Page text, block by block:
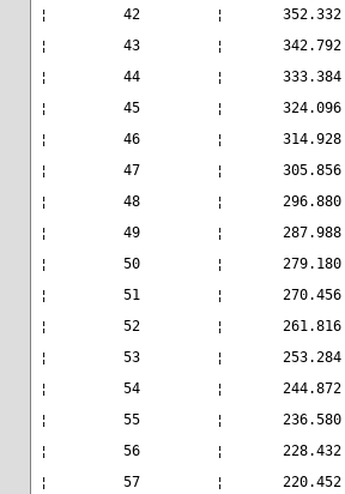
¦         42         ¦
¦         43         ¦
¦         44         ¦
¦         45         ¦
¦         46         ¦
¦         47         ¦
¦         48         ¦
¦         49         ¦
¦         50         ¦
¦         51         ¦
¦         52         ¦
¦         53         ¦
¦         54         ¦
¦         55         ¦
¦         56         ¦
¦         57         ¦